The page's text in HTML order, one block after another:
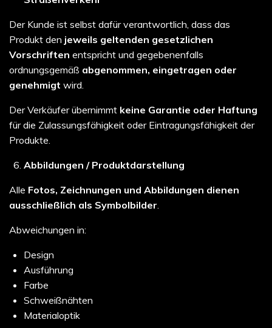
Der Kunde ist selbst dafür verantwortlich, dass das
Produkt den jeweils geltenden gesetzlichen
Vorschriften entspricht und gegebenenfalls
ordnungsgemäß abgenommen, eingetragen oder
genehmigt wird.
Der Verkäufer übernimmt keine Garantie oder Haftung
für die Zulassungsfähigkeit oder Eintragungsfähigkeit der
Produkte.
Abbildungen / Produktdarstellung
Alle Fotos, Zeichnungen und Abbildungen dienen
ausschließlich als Symbolbilder.
Abweichungen in:
Design
Ausführung
Farbe
Schweißnähten
Materialoptik